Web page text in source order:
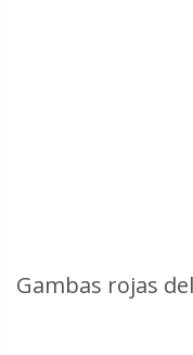
Gambas rojas